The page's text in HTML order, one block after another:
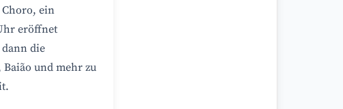
ein
eröffnet
die
Baião und mehr zu